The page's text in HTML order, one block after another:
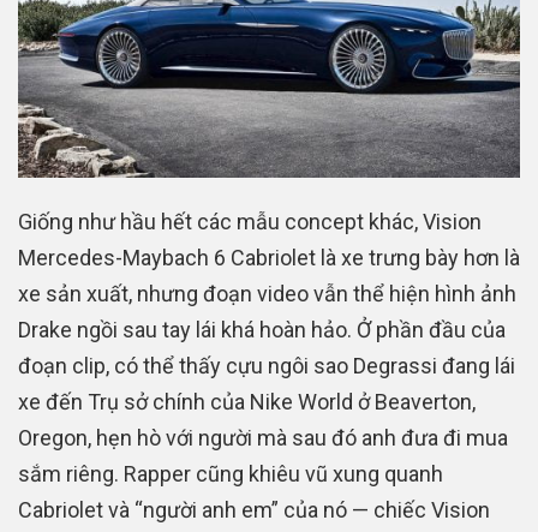
Giống như hầu hết các mẫu concept khác, Vision
Mercedes-Maybach 6 Cabriolet là xe trưng bày hơn là
xe sản xuất, nhưng đoạn video vẫn thể hiện hình ảnh
Drake ngồi sau tay lái khá hoàn hảo. Ở phần đầu của
đoạn clip, có thể thấy cựu ngôi sao Degrassi đang lái
xe đến Trụ sở chính của Nike World ở Beaverton,
Oregon, hẹn hò với người mà sau đó anh đưa đi mua
sắm riêng. Rapper cũng khiêu vũ xung quanh
Cabriolet và “người anh em” của nó — chiếc Vision